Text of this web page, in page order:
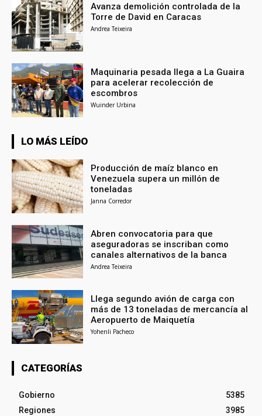
Avanza demolición controlada de la
Torre de David en Caracas
Andrea Teixeira
Maquinaria pesada llega a La Guaira
para acelerar recolección de
escombros
Wuinder Urbina
LO MÁS LEÍDO
Producción de maíz blanco en
Venezuela supera un millón de
toneladas
Janna Corredor
Abren convocatoria para que
aseguradoras se inscriban como
canales alternativos de la banca
Andrea Teixeira
Llega segundo avión de carga con
más de 13 toneladas de mercancía al
Aeropuerto de Maiquetía
Yohenli Pacheco
CATEGORÍAS
Gobierno
5385
Regiones
3985